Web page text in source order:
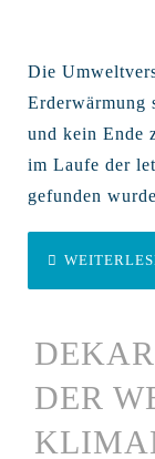
Die
Erderwärmung
und kein Ende
im Laufe der
gefunden
DER